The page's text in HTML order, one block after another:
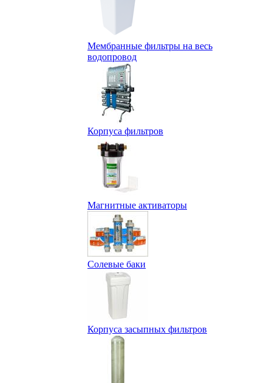
Мембранные фильтры на весь
водопровод
Корпуса фильтров
Магнитные активаторы
Солевые баки
Корпуса засыпных фильтров